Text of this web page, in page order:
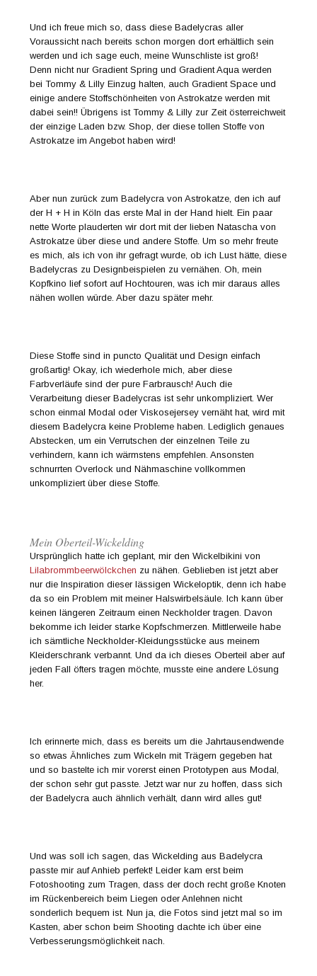
Und ich freue mich so, dass diese Badelycras aller
Voraussicht nach bereits schon morgen dort erhältlich sein
werden und ich sage euch, meine Wunschliste ist groß!
Denn nicht nur Gradient Spring und Gradient Aqua werden
bei Tommy & Lilly Einzug halten, auch Gradient Space und
einige andere Stoffschönheiten von Astrokatze werden mit
dabei sein!! Übrigens ist Tommy & Lilly zur Zeit österreichweit
der einzige Laden bzw. Shop, der diese tollen Stoffe von
Astrokatze im Angebot haben wird!
Aber nun zurück zum Badelycra von Astrokatze, den ich auf
der H + H in Köln das erste Mal in der Hand hielt. Ein paar
nette Worte plauderten wir dort mit der lieben Natascha von
Astrokatze über diese und andere Stoffe. Um so mehr freute
es mich, als ich von ihr gefragt wurde, ob ich Lust hätte, diese
Badelycras zu Designbeispielen zu vernähen. Oh, mein
Kopfkino lief sofort auf Hochtouren, was ich mir daraus alles
nähen wollen würde. Aber dazu später mehr.
Diese Stoffe sind in puncto Qualität und Design einfach
großartig! Okay, ich wiederhole mich, aber diese
Farbverläufe sind der pure Farbrausch! Auch die
Verarbeitung dieser Badelycras ist sehr unkompliziert. Wer
schon einmal Modal oder Viskosejersey vernäht hat, wird mit
diesem Badelycra keine Probleme haben. Lediglich genaues
Abstecken, um ein Verrutschen der einzelnen Teile zu
verhindern, kann ich wärmstens empfehlen. Ansonsten
schnurrten Overlock und Nähmaschine vollkommen
unkompliziert über diese Stoffe.
Mein Oberteil-Wickelding
Ursprünglich hatte ich geplant, mir den Wickelbikini von
Lilabrommbeerwölckchen zu nähen. Geblieben ist jetzt aber
nur die Inspiration dieser lässigen Wickeloptik, denn ich habe
da so ein Problem mit meiner Halswirbelsäule. Ich kann über
keinen längeren Zeitraum einen Neckholder tragen. Davon
bekomme ich leider starke Kopfschmerzen. Mittlerweile habe
ich sämtliche Neckholder-Kleidungsstücke aus meinem
Kleiderschrank verbannt. Und da ich dieses Oberteil aber auf
jeden Fall öfters tragen möchte, musste eine andere Lösung
her.
Ich erinnerte mich, dass es bereits um die Jahrtausendwende
so etwas Ähnliches zum Wickeln mit Trägern gegeben hat
und so bastelte ich mir vorerst einen Prototypen aus Modal,
der schon sehr gut passte. Jetzt war nur zu hoffen, dass sich
der Badelycra auch ähnlich verhält, dann wird alles gut!
Und was soll ich sagen, das Wickelding aus Badelycra
passte mir auf Anhieb perfekt! Leider kam erst beim
Fotoshooting zum Tragen, dass der doch recht große Knoten
im Rückenbereich beim Liegen oder Anlehnen nicht
sonderlich bequem ist. Nun ja, die Fotos sind jetzt mal so im
Kasten, aber schon beim Shooting dachte ich über eine
Verbesserungsmöglichkeit nach.